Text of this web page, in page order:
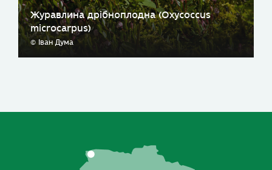
Журавлина дрібноплодна (Oxycoccus
microcarpus)
© Іван Дума